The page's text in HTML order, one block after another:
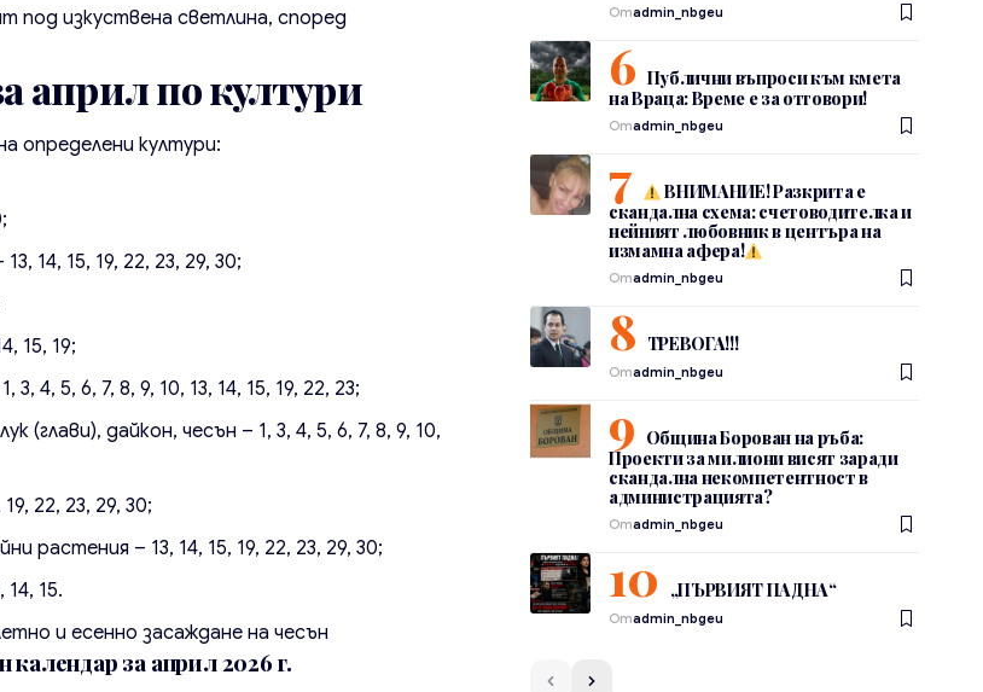
под изкуствена светлина, според
април по култури
определени култури:
14, 15, 19, 22, 23, 29, 30;
15, 19;
4, 5, 6, 7, 8, 9, 10, 13, 14, 15, 19, 22, 23;
(глави), дайкон, чесън – 1, 3, 4, 5, 6, 7, 8, 9, 10,
22, 23, 29, 30;
растения – 13, 14, 15, 19, 22, 23, 29, 30;
14, 15.
и есенно засаждане на чесън
за април 2026 г.
Отadmin_nbgeu
Публични въпроси към кмета
на Враца: Време е за отговори!
Отadmin_nbgeu
ВНИМАНИЕ! Разкрита е
скандална схема: счетоводителка и
нейният любовник в центъра на
измамна афера!
Отadmin_nbgeu
ТРЕВОГА!!!
Отadmin_nbgeu
Община Борован на ръба:
Проекти за милиони висят заради
скандална некомпетентност в
администрацията?
Отadmin_nbgeu
„ПЪРВИЯТ ПАДНА“
Отadmin_nbgeu